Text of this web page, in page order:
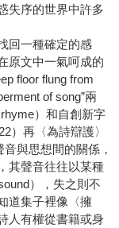
失序的世界中許多
回一種確定的感
原文中一氣呵成的
floor flung from
of song”兩
）和自創新字
）再〈為詩辯護〉
音與思想間的關係，
其聲音往往以某種
），失之則不
道集子裡像〈擁
人有權從書籍或身